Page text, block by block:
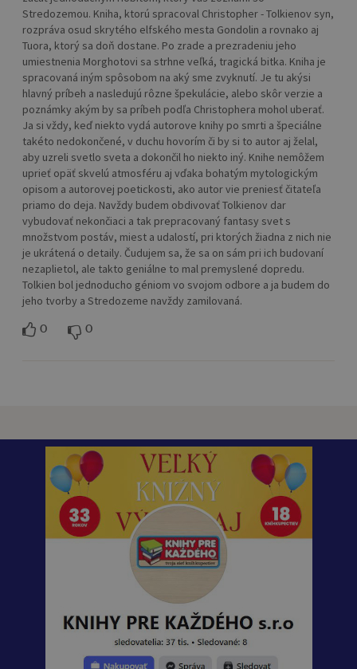
Stredozemou. Kniha, ktorú spracoval Christopher - Tolkienov syn,
rozpráva osud skrytého elfského mesta Gondolin a rovnako aj
Tuora, ktorý sa doň dostane. Po zrade a prezradeniu jeho
umiestnenia Morghotovi sa strhne veľká, tragická bitka. Kniha je
spracovaná iným spôsobom na aký sme zvyknutí. Je tu akýsi
hlavný príbeh a nasledujú rôzne špekulácie, alebo skôr verzie a
poznámky akým by sa príbeh podľa Christophera mohol uberať.
Ja si vždy, keď niekto vydá autorove knihy po smrti a špeciálne
takéto nedokončené, v duchu hovorím či by si to autor aj želal,
aby uzreli svetlo sveta a dokončil ho niekto iný. Knihe nemôžem
uprieť opäť skvelú atmosféru aj vďaka bohatým mytologickým
opisom a autorovej poetickosti, ako autor vie preniesť čitateľa
priamo do deja. Navždy budem obdivovať Tolkienov dar
vybudovať nekončiaci a tak prepracovaný fantasy svet s
množstvom postáv, miest a udalostí, pri ktorých žiadna z nich nie
je ukrátená o detaily. Čudujem sa, že sa on sám pri ich budovaní
nezaplietol, ale takto geniálne to mal premyslené dopredu.
Tolkien bol jednoducho géniom vo svojom odbore a ja budem do
jeho tvorby a Stredozeme navždy zamilovaná.
0 0